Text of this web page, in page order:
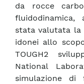
da rocce
fluidodinamica,
stata valutata la
idonei allo
TOUGH2
National
simulazione